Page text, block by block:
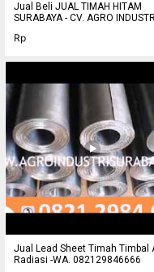
Jual Beli JUAL TIMAH HITAM
SURABAYA - CV. AGRO
Rp
Jual Lead Sheet Timah Timbal
Radiasi -WA. 082129846666